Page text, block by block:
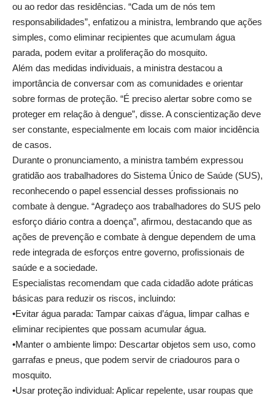
ou ao redor das residências. “Cada um de nós tem
responsabilidades”, enfatizou a ministra, lembrando que ações
simples, como eliminar recipientes que acumulam água
parada, podem evitar a proliferação do mosquito.
Além das medidas individuais, a ministra destacou a
importância de conversar com as comunidades e orientar
sobre formas de proteção. “É preciso alertar sobre como se
proteger em relação à dengue”, disse. A conscientização deve
ser constante, especialmente em locais com maior incidência
de casos.
Durante o pronunciamento, a ministra também expressou
gratidão aos trabalhadores do Sistema Único de Saúde (SUS),
reconhecendo o papel essencial desses profissionais no
combate à dengue. “Agradeço aos trabalhadores do SUS pelo
esforço diário contra a doença”, afirmou, destacando que as
ações de prevenção e combate à dengue dependem de uma
rede integrada de esforços entre governo, profissionais de
saúde e a sociedade.
Especialistas recomendam que cada cidadão adote práticas
básicas para reduzir os riscos, incluindo:
•Evitar água parada: Tampar caixas d’água, limpar calhas e
eliminar recipientes que possam acumular água.
•Manter o ambiente limpo: Descartar objetos sem uso, como
garrafas e pneus, que podem servir de criadouros para o
mosquito.
•Usar proteção individual: Aplicar repelente, usar roupas que